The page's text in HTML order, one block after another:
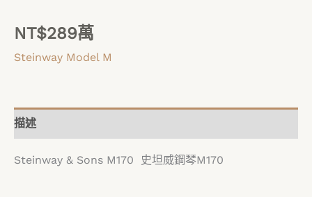
NT$289萬
Steinway Model M
描述
Steinway & Sons M170 史坦威鋼琴M170